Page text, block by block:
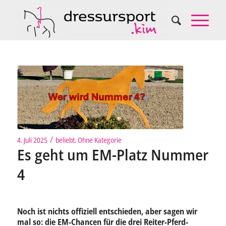
4. Juli 2025 / beliebt,Ohne Kategorie
Es geht um EM-Platz Nummer
4
Noch ist nichts offiziell entschieden, aber sagen wir
mal so: die EM-Chancen für die drei Reiter-Pferd-